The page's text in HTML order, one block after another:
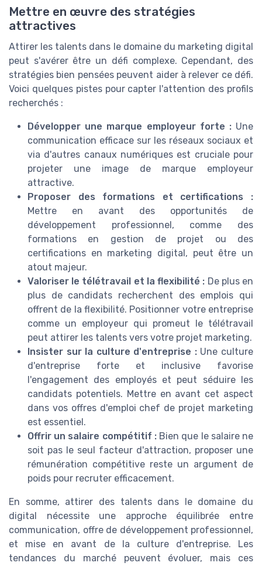
Mettre en œuvre des stratégies
attractives
Attirer les talents dans le domaine du marketing digital
peut s'avérer être un défi complexe. Cependant, des
stratégies bien pensées peuvent aider à relever ce défi.
Voici quelques pistes pour capter l'attention des profils
recherchés :
Développer une marque employeur forte :Une
communication efficace sur les réseaux sociaux et
via d'autres canaux numériques est cruciale pour
projeter une image de marque employeur
attractive.
Proposer des formations et certifications :
Mettre en avant des opportunités de
développement professionnel, comme des
formations en gestion de projet ou des
certifications en marketing digital, peut être un
atout majeur.
Valoriser le télétravail et la flexibilité : De plus en
plus de candidats recherchent des emplois qui
offrent de la flexibilité. Positionner votre entreprise
comme un employeur qui promeut le télétravail
peut attirer les talents vers votre projet marketing.
Insister sur la culture d'entreprise :Une culture
d'entreprise forte et inclusive favorise
l'engagement des employés et peut séduire les
candidats potentiels. Mettre en avant cet aspect
dans vos offres d'emploi chef de projet marketing
est essentiel.
Offrir un salaire compétitif :Bien que le salaire ne
soit pas le seul facteur d'attraction, proposer une
rémunération compétitive reste un argument de
poids pour recruter efficacement.
En somme, attirer des talents dans le domaine du
digital nécessite une approche équilibrée entre
communication, offre de développement professionnel,
et mise en avant de la culture d'entreprise. Les
tendances du marché peuvent évoluer, mais ces